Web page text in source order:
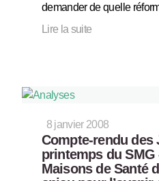
demander de quelle
Lire la suite
8 janvier 2008
Compte-rendu des
printemps du SMG
Maisons de Santé